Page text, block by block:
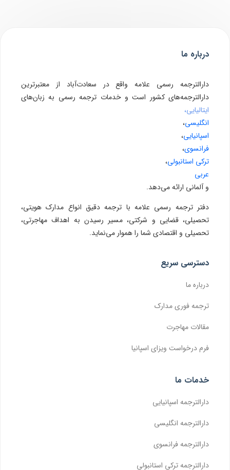
درباره ما
دارالترجمه رسمی علامه واقع در سعادت‌آباد از معتبرترین
دارالترجمه‌های کشور است و خدمات ترجمه رسمی به زبان‌های
ایتالیایی،
انگلیسی،
اسپانیایی،
فرانسوی،
ترکی استانبولی،
عربی
و آلمانی ارائه می‌دهد.
دفتر ترجمه رسمی علامه با ترجمه دقیق انواع مدارک هویتی،
تحصیلی، قضایی و شرکتی، مسیر رسیدن به اهداف مهاجرتی،
تحصیلی و اقتصادی شما را هموار می‌نماید.
دسترسی سریع
درباره ما
ترجمه فوری مدارک
مقالات مهاجرت
فرم درخواست ویزای اسپانیا
خدمات ما
دارالترجمه اسپانیایی
دارالترجمه انگلیسی
دارالترجمه فرانسوی
دارالترجمه ترکی استانبولی